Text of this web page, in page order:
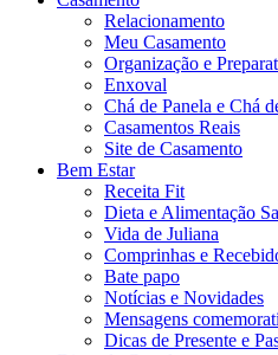
Relacionamento
Meu Casamento
Organização e
Enxoval
Chá de Panela e Chá
Casamentos Reais
Site de Casamento
Bem Estar
Receita Fit
Dieta e Alimentação
Vida de Juliana
Comprinhas e
Bate papo
Notícias e Novidades
Mensagens
Dicas de Presente e